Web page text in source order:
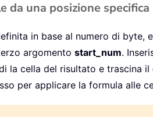
da una posizione specifica
in base al numero di byte,
argomento start_num.
la cella del risultato e trascina
per applicare la formula alle